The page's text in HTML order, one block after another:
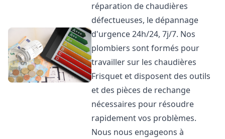
réparation de chaudières
défectueuses, le dépannage
d'urgence 24h/24, 7j/7. Nos
plombiers sont formés pour
travailler sur les chaudières
Frisquet et disposent des outils
et des pièces de rechange
nécessaires pour résoudre
rapidement vos problèmes.
Nous nous engageons à